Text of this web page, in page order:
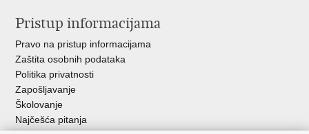
Pristup informacijama
Pravo na pristup informacijama
Zaštita osobnih podataka
Politika privatnosti
Zapošljavanje
Školovanje
Najčešća pitanja